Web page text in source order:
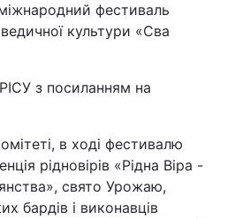
Політика
Наука
Лайт
фестиваль
культури «Сва
з посиланням на
в ході фестивалю
рідновірів «Рідна Віра -
свято Урожаю,
бардів і виконавців